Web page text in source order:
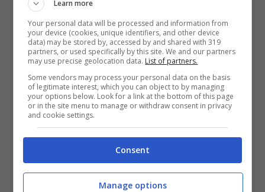
senza fondamento che corrono su di leinel
mondo del web.“Blablabla, blablabla e
ancora blablabla”, ha scritto esasperata la
showgirl nella didascalia della foto. I fan, però
hanno risposto in modo non proprio
esemplare.
Learn more
Your personal data will be processed and information from
your device (cookies, unique identifiers, and other device
data) may be stored by, accessed by and shared with 319
partners, or used specifically by this site. We and our partners
may use precise geolocation data. List of partners.
Some vendors may process your personal data on the basis
of legitimate interest, which you can object to by managing
your options below. Look for a link at the bottom of this page
or in the site menu to manage or withdraw consent in privacy
and cookie settings.
Consent
Manage options